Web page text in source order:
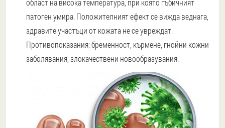
област на висока температура, при която гъбичният
патоген умира. Положителният ефект се вижда веднага,
здравите участъци от кожата не се увреждат.
Противопоказания: бременност, кърмене, гнойни кожни
заболявания, злокачествени новообразувания.